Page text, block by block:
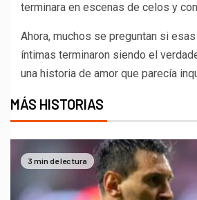
terminara en escenas de celos y
Ahora, muchos se preguntan si
íntimas terminaron siendo el
una historia de amor que parecía
MÁS HISTORIAS
3 min de lectura